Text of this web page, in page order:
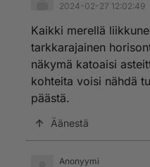
2024-02-27 12:02:49
Kaikki merellä
tarkkarajainen
näkymä katoaisi
kohteita voisi nähdä
päästä.
Äänestä
Anonyymi